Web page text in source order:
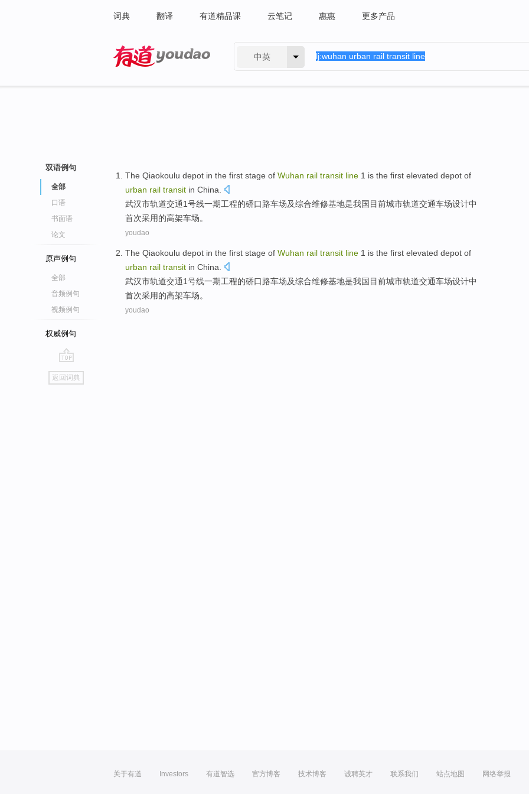
词典 翻译 有道精品课 云笔记 惠惠 更多产品
中英
双语例句
全部
口语
书面语
论文
原声例句
全部
音频例句
视频例句
权威例句
go
top
返回词典
The Qiaokoulu depot in the first stage of Wuhan rail transit line 1 is the first elevated depot of
urban rail transit in China
武汉市轨道交通1号线一期工程的硚口路车场及综合维修基地是我国 目前城市轨道交通车场设计中
首次采用的高架车场。
youdao
The Qiaokoulu depot in the first stage of Wuhan rail transit line 1 is the first elevated depot of
urban rail transit in China
武汉市轨道交通1号线一期工程的硚口路车场及综合维修基地是我国 目前城市轨道交通车场设计中
首次采用的高架车场。
youdao
关于有道 Investors 有道智选 官方博客 技术博客 诚聘英才 联系我们 站点地图 网络举报